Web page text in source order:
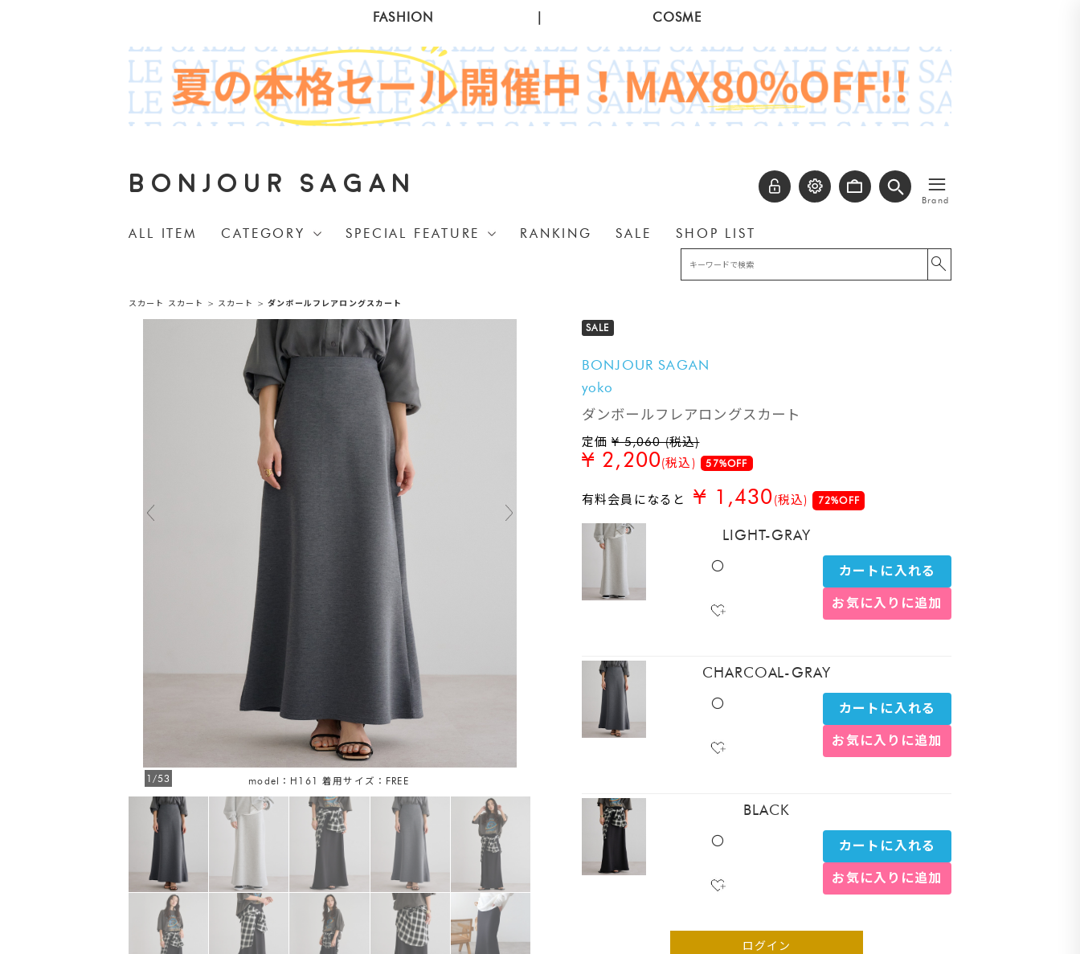
FASHION COSME
BONJOUR SAGAN ≡
Brand
ALL ITEM CATEGORY SPECIAL FEATURE RANKING SALE SHOP LIST
スカート スカート > スカート >ダンボールフレアロングスカート
model：H161 着用サイズ：FREE
1/53
SALE
BONJOUR SAGAN
yoko
ダンボールフレアロングスカート
定価¥ 5,060 (税込)
¥ 2,200(税込) 57%OFF
有料会員になると¥ 1,430(税込) 72%OFF
LIGHT-GRAY
〇 カートに入れる
お気に入りに追加
CHARCOAL-GRAY
〇 カートに入れる
お気に入りに追加
BLACK
〇 カートに入れる
お気に入りに追加
ログイン